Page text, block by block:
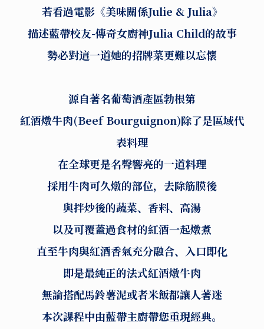
若看過電影《美味關係Julie & Julia》
描述藍帶校友-傳奇女廚神Julia Child的故事
勢必對這一道她的招牌菜更難以忘懷
源自著名葡萄酒產區勃根第
紅酒燉牛肉(Beef Bourguignon)除了是區域代
表料理
在全球更是名聲響亮的一道料理
採用牛肉可久燉的部位，去除筋膜後
與拌炒後的蔬菜、香料、高湯
以及可覆蓋過食材的紅酒一起燉煮
直至牛肉與紅酒香氣充分融合、入口即化
即是最純正的法式紅酒燉牛肉
無論搭配馬鈴薯泥或者米飯都讓人著迷
本次課程中由藍帶主廚帶您重現經典。